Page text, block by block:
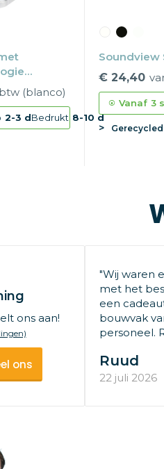
(blanco)
2-3 dBedrukt 8-10 d
Soundview
€ 24,40
Vanaf 3
Gerecycled
ons aan!
ons
"Wij waren
met het
een
bouwvak
personeel.
Ruud
22 juli 2026